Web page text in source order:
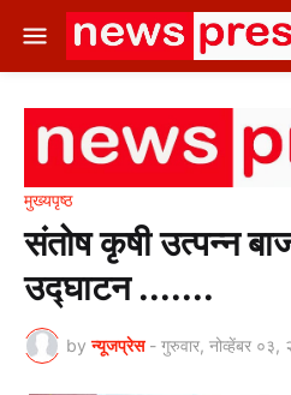
मुख्यपृष्ठ
संतोष कृषी उत्पन्न
उद्घाटन .......
by न्यूजप्रेस - गुरुवार, नोव्हेंबर ०३,